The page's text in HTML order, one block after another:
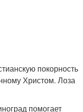
покорность
Христом. Лоза
помогает